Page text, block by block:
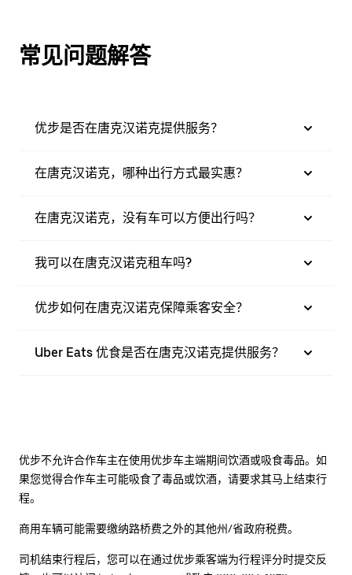
常见问题解答
优步是否在唐克汉诺克提供服务？
在唐克汉诺克，哪种出行方式最实惠？
在唐克汉诺克，没有车可以方便出行吗？
我可以在唐克汉诺克租车吗?
优步如何在唐克汉诺克保障乘客安全？
Uber Eats 优食是否在唐克汉诺克提供服务？
优步不允许合作车主在使用优步车主端期间饮酒或吸食毒品。如
果您觉得合作车主可能吸食了毒品或饮酒，请要求其马上结束行
程。
商用车辆可能需要缴纳路桥费之外的其他州/省政府税费。
司机结束行程后，您可以在通过优步乘客端为行程评分时提交反